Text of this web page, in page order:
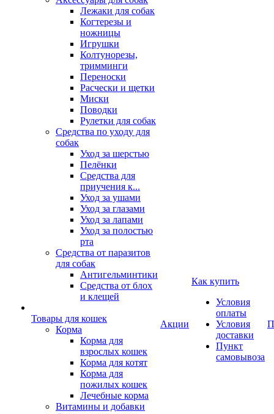
Лежаки для собак
Когтерезы и
ножницы
Игрушки
Колтунорезы,
тримминги
Переноски
Расчески и щетки
Миски
Поводки
Рулетки для собак
Средства по уходу для
собак
Уход за шерстью
Пелёнки
Средства для
приучения к...
Уход за ушами
Уход за глазами
Уход за лапами
Уход за полостью
рта
Средства от паразитов
для собак
Антигельминтики
Средства от блох
и клещей
Товары для кошек
Корма
Корма для
взрослых кошек
Корма для котят
Корма для
пожилых кошек
Лечебные корма
Витамины и добавки
Акции
Как купить
Условия
оплаты
Условия
доставки
Пункт
самовывоза